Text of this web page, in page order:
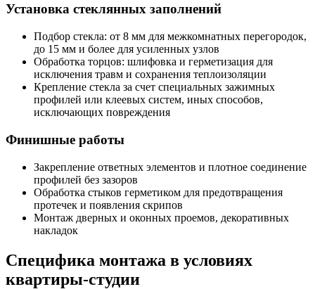
Установка стеклянных заполнений
Подбор стекла: от 8 мм для межкомнатных перегородок,
до 15 мм и более для усиленных узлов
Обработка торцов: шлифовка и герметизация для
исключения травм и сохранения теплоизоляции
Крепление стекла за счет специальных зажимных
профилей или клеевых систем, иных способов,
исключающих повреждения
Финишные работы
Закрепление ответных элементов и плотное соединение
профилей без зазоров
Обработка стыков герметиком для предотвращения
протечек и появления скрипов
Монтаж дверных и оконных проемов, декоративных
накладок
Специфика монтажа в условиях
квартиры-студии